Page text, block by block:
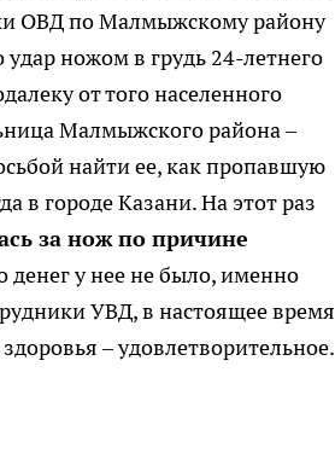
ОВД по Малмыжскому району
ножом в грудь 24-летнего
от того населенного
Малмыжского района –
найти ее, как пропавшую
в городе Казани. На этот раз
за нож по причине
денег у нее не было, именно
УВД, в настоящее время
– удовлетворительное.